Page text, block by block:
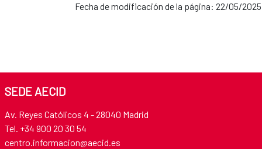
Fecha de modificación de la página: 22/05/2025
SEDE AECID
Av. Reyes Católicos 4 - 28040 Madrid
Tel. +34 900 20 30 54​​​​​​​
centro.informacion@aecid.es